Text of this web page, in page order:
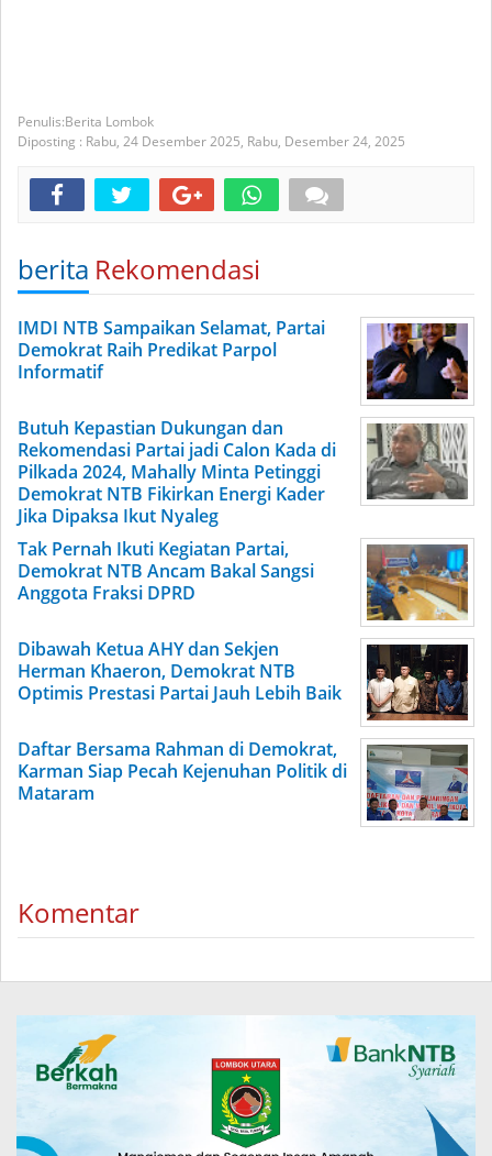
Berita Lombok
Diposting : Rabu, 24 Desember 2025, Rabu, Desember 24, 2025
berita Rekomendasi
IMDI NTB Sampaikan Selamat, Partai
Demokrat Raih Predikat Parpol
Informatif
Butuh Kepastian Dukungan dan
Rekomendasi Partai jadi Calon Kada di
Pilkada 2024, Mahally Minta Petinggi
Demokrat NTB Fikirkan Energi Kader
Jika Dipaksa Ikut Nyaleg
Tak Pernah Ikuti Kegiatan Partai,
Demokrat NTB Ancam Bakal Sangsi
Anggota Fraksi DPRD
Dibawah Ketua AHY dan Sekjen
Herman Khaeron, Demokrat NTB
Optimis Prestasi Partai Jauh Lebih Baik
Daftar Bersama Rahman di Demokrat,
Karman Siap Pecah Kejenuhan Politik di
Mataram
Komentar